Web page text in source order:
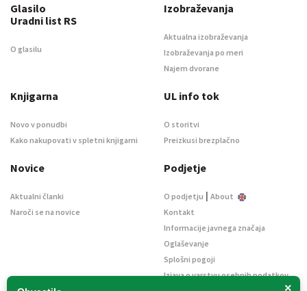
×
Glasilo
Uradni list RS
O glasilu
Izobraževanja
Aktualna izobraževanja
Izobraževanja po meri
Najem dvorane
Knjigarna
Novo v ponudbi
Kako nakupovati v spletni knjigarni
UL info tok
O storitvi
Preizkusi brezplačno
Novice
Aktualni članki
Naroči se na novice
Podjetje
O podjetju | About
Kontakt
Informacije javnega značaja
Oglaševanje
Splošni pogoji
Izjava o varstvu osebnih podatkov